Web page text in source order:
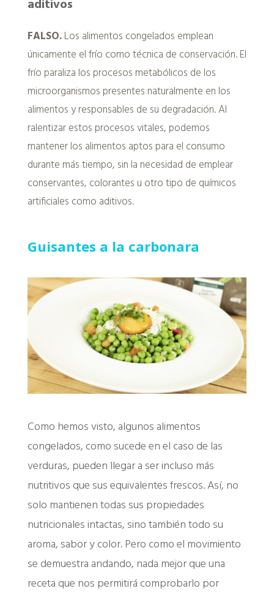
aditivos
FALSO.Los alimentos congelados emplean
únicamente el frío como técnica de conservación. El
frío paraliza los procesos metabólicos de los
microorganismos presentes naturalmente en los
alimentos y responsables de su degradación. Al
ralentizar estos procesos vitales, podemos
mantener los alimentos aptos para el consumo
durante más tiempo, sin la necesidad de emplear
conservantes, colorantes u otro tipo de químicos
artificiales como aditivos.
Guisantes a la carbonara
Como hemos visto, algunos alimentos
congelados, como sucede en el caso de las
verduras, pueden llegar a ser incluso más
nutritivos que sus equivalentes frescos. Así, no
solo mantienen todas sus propiedades
nutricionales intactas, sino también todo su
aroma, sabor y color. Pero como el movimiento
se demuestra andando, nada mejor que una
receta que nos permitirá comprobarlo por